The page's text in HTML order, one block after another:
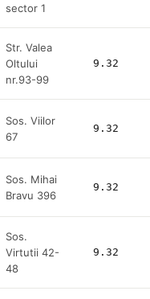
sector 1
Str. Valea
Oltului
nr.93-99
9.32
Sos. Viilor
67
9.32
Sos. Mihai
Bravu 396
9.32
Sos.
Virtutii 42-
48
9.32